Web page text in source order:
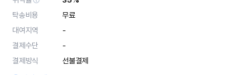
탁송비용
무료
대여지역
-
결제수단
-
결제방식
선불결제